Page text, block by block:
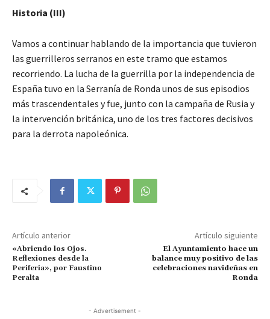
Historia (III)
Vamos a continuar hablando de la importancia que tuvieron
las guerrilleros serranos en este tramo que estamos
recorriendo. La lucha de la guerrilla por la independencia de
España tuvo en la Serranía de Ronda unos de sus episodios
más trascendentales y fue, junto con la campaña de Rusia y
la intervención británica, uno de los tres factores decisivos
para la derrota napoleónica.
Artículo anterior
«Abriendo los Ojos.
Reflexiones desde la
Periferia», por Faustino
Peralta
Artículo siguiente
El Ayuntamiento hace un
balance muy positivo de las
celebraciones navideñas en
Ronda
- Advertisement -